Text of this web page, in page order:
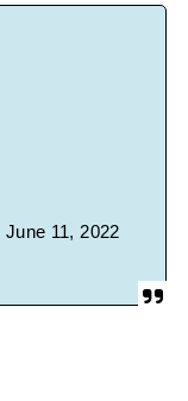
June 11, 2022